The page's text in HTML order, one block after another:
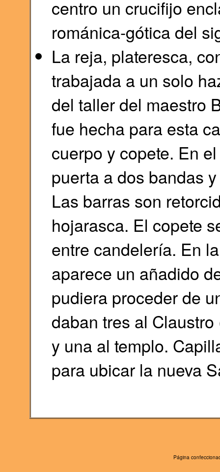
centro un crucifijo
románica-gótica del
La reja, plateresca,
trabajada a un solo
del taller del maestro
fue hecha para esta
cuerpo y copete. En
puerta a dos bandas
Las barras son
hojarasca. El copete
entre candelería. En
aparece un añadido
pudiera proceder de
daban tres al Claustro
y una al templo.
para ubicar la nueva
Página